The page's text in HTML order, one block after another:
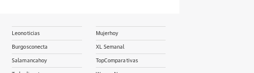
Leonoticias
Burgosconecta
Salamancahoy
Mujerhoy
XL Semanal
TopComparativas